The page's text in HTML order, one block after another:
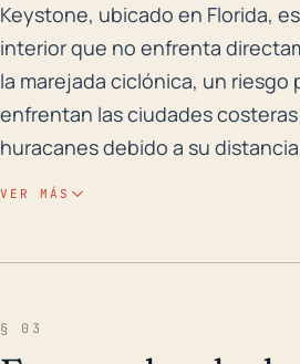
Keystone, ubicado en Florida,
Keystone, ubicado en Florida,
interior que no enfrenta
la marejada ciclónica, un riesgo
enfrentan las ciudades
huracanes debido a su
embargo, es vulnerable a
VER MÁS
§ 03